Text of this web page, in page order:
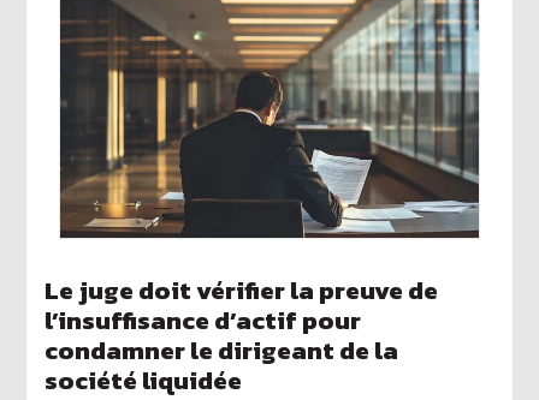
Le juge doit vérifier la preuve de
l’insuffisance d’actif pour
condamner le dirigeant de la
société liquidée